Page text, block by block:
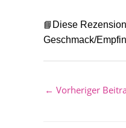
📘 Diese
Geschmack/
← Vorheriger